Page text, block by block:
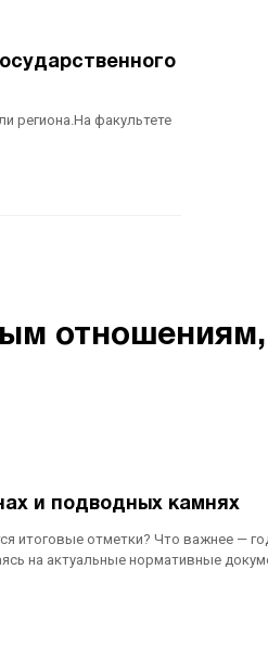
региона.На факультете
отношениям,
и подводных камнях
итоговые отметки? Что важнее —
на актуальные нормативные